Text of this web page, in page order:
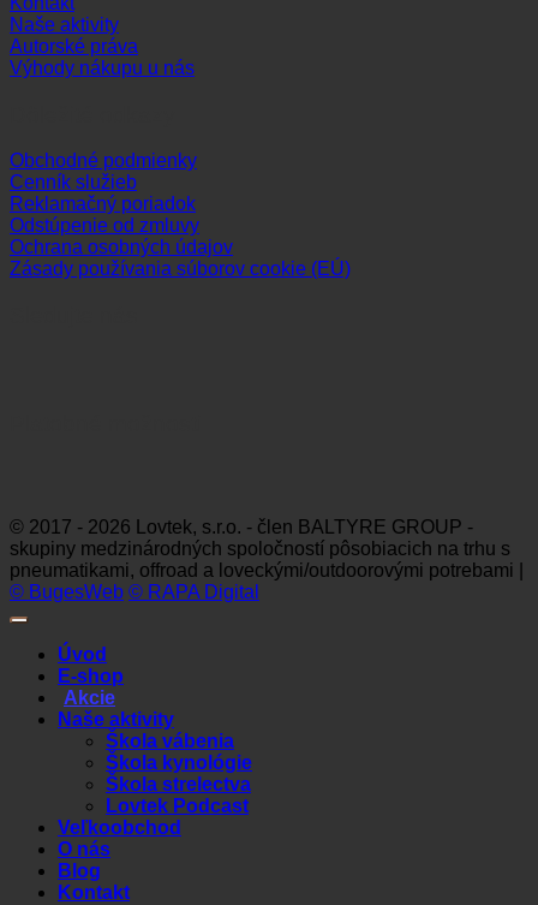
Naše aktivity
Autorské práva
Výhody nákupu u nás
Obchodné podmienky
Cenník služieb
Reklamačný poriadok
Odstúpenie od zmluvy
Ochrana osobných údajov
Zásady používania súborov cookie (EÚ)
© 2017 - 2026 Lovtek, s.r.o. - člen BALTYRE GROUP -
skupiny medzinárodných spoločností pôsobiacich na trhu s
pneumatikami, offroad a loveckými/outdoorovými potrebami |
© BugesWeb © RAPA Digital
Úvod
E-shop
Akcie
Naše aktivity
Škola vábenia
Škola kynológie
Škola strelectva
Lovtek Podcast
Veľkoobchod
O nás
Blog
Kontakt